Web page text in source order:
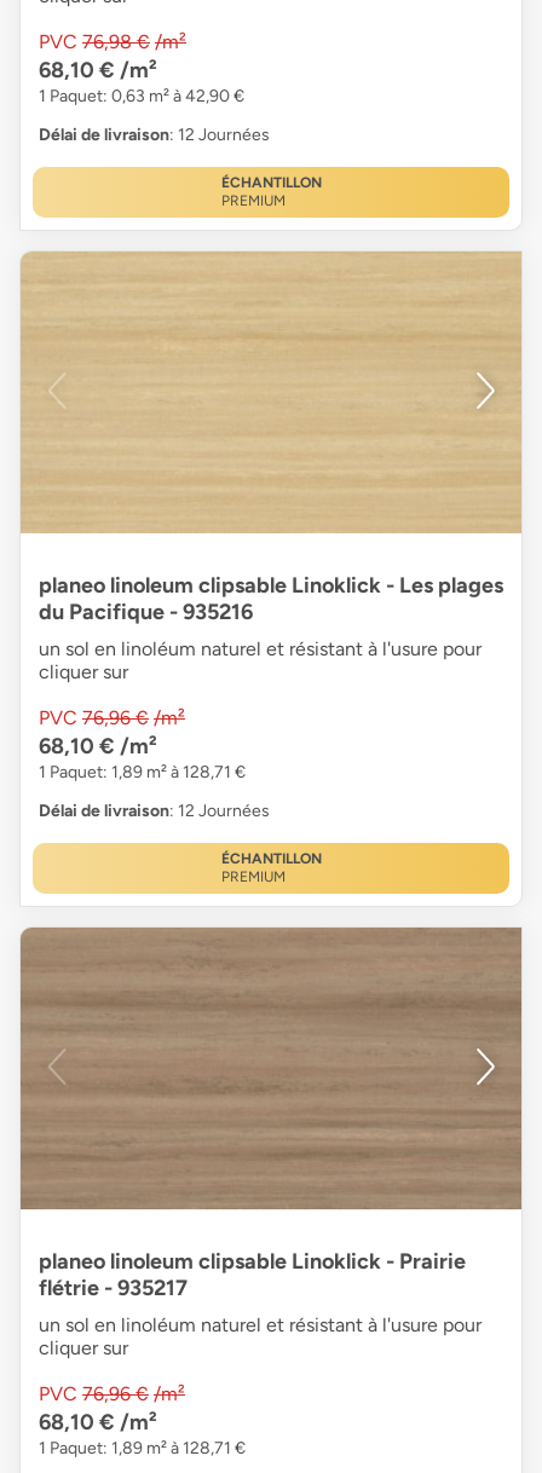
PVC 76,98 € /m²
68,10 € /m²
1 Paquet: 0,63 m² à 42,90 €
Délai de livraison: 12 Journées
ÉCHANTILLON
PREMIUM
planeo linoleum clipsable Linoklick - Les plages
du Pacifique - 935216
un sol en linoléum naturel et résistant à l'usure pour
cliquer sur
PVC 76,96 € /m²
68,10 € /m²
1 Paquet: 1,89 m² à 128,71 €
Délai de livraison: 12 Journées
ÉCHANTILLON
PREMIUM
planeo linoleum clipsable Linoklick - Prairie
flétrie - 935217
un sol en linoléum naturel et résistant à l'usure pour
cliquer sur
PVC 76,96 € /m²
68,10 € /m²
1 Paquet: 1,89 m² à 128,71 €